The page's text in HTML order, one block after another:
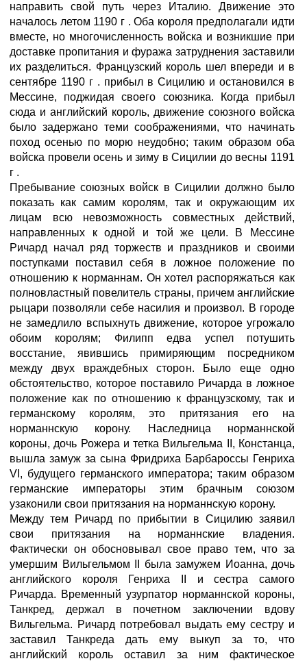
направить свой путь через Италию. Движение это
началось летом 1190 г . Оба короля предполагали идти
вместе, но многочисленность войска и возникшие при
доставке пропитания и фуража затруднения заставили
их разделиться. Французский король шел впереди и в
сентябре 1190 г . прибыл в Сицилию и остановился в
Мессине, поджидая своего союзника. Когда прибыл
сюда и английский король, движение союзного войска
было задержано теми соображениями, что начинать
поход осенью по морю неудобно; таким образом оба
войска провели осень и зиму в Сицилии до весны 1191
г .
Пребывание союзных войск в Сицилии должно было
показать как самим королям, так и окружающим их
лицам всю невозможность совместных действий,
направленных к одной и той же цели. В Мессине
Ричард начал ряд торжеств и праздников и своими
поступками поставил себя в ложное положение по
отношению к норманнам. Он хотел распоряжаться как
полновластный повелитель страны, причем английские
рыцари позволяли себе насилия и произвол. В городе
не замедлило вспыхнуть движение, которое угрожало
обоим королям; Филипп едва успел потушить
восстание, явившись примиряющим посредником
между двух враждебных сторон. Было еще одно
обстоятельство, которое поставило Ричарда в ложное
положение как по отношению к французскому, так и
германскому королям, это притязания его на
норманнскую корону. Наследница норманнской
короны, дочь Рожера и тетка Вильгельма II, Констанца,
вышла замуж за сына Фридриха Барбароссы Генриха
VI, будущего германского императора; таким образом
германские императоры этим брачным союзом
узаконили свои притязания на норманнскую корону.
Между тем Ричард по прибытии в Сицилию заявил
свои притязания на норманнские владения.
Фактически он обосновывал свое право тем, что за
умершим Вильгельмом II была замужем Иоанна, дочь
английского короля Генриха II и сестра самого
Ричарда. Временный узурпатор норманнской короны,
Танкред, держал в почетном заключении вдову
Вильгельма. Ричард потребовал выдать ему сестру и
заставил Танкреда дать ему выкуп за то, что
английский король оставил за ним фактическое